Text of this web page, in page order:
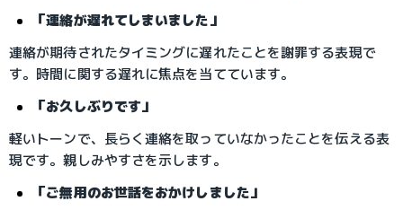
「連絡が遅れてしまいました」
連絡が期待されたタイミングに遅れたことを謝罪する表現で
す。時間に関する遅れに焦点を当てています。
「お久しぶりです」
軽いトーンで、長らく連絡を取っていなかったことを伝える表
現です。親しみやすさを示します。
「ご無用のお世話をおかけしました」